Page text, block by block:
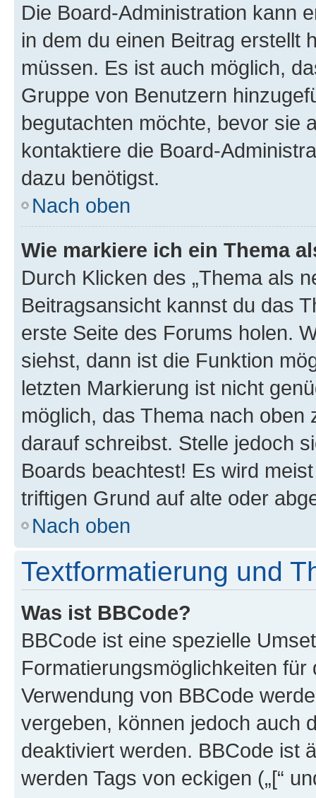
Die Board-Administration kann
in dem du einen Beitrag erstellt
müssen. Es ist auch möglich,
Gruppe von Benutzern
begutachten möchte, bevor sie
kontaktiere die Board-
dazu benötigst.
Nach oben
Wie markiere ich ein Thema
Durch Klicken des „Thema als
Beitragsansicht kannst du das
erste Seite des Forums holen.
siehst, dann ist die Funktion
letzten Markierung ist nicht
möglich, das Thema nach oben
darauf schreibst. Stelle jedoch
Boards beachtest! Es wird
triftigen Grund auf alte oder
Nach oben
Textformatierung und
Was ist BBCode?
BBCode ist eine spezielle
Formatierungsmöglichkeiten
Verwendung von BBCode
vergeben, können jedoch auch
deaktiviert werden. BBCode ist
werden Tags von eckigen („[“